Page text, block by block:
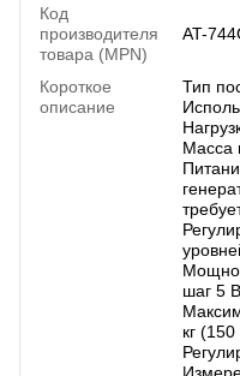
Код
производителя
товара (MPN)
AT-
Короткое
описание
Тип
Масса
шаг 5
кг